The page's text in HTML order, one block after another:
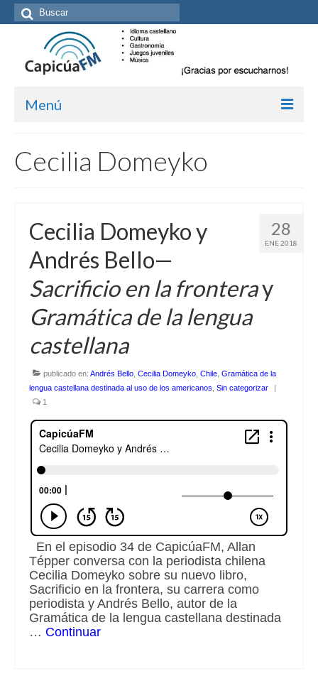
Buscar
por:
Menú
Kit de medios
Más de Allan Tépper
Boletines
Contacto (vía TecnoTur)
Graba tu mensaje hablado
Escuchalibros.com
EditorialTecnoTur.com
Glosariocastellano.com
Donaciones
Publicidad
Advertising
Cecilia Domeyko
28
ENE 2018
Cecilia Domeyko y
Andrés Bello—
Sacrificio en la fronteray
Gramática de la lengua
castellana
publicado en: Andrés Bello Cecilia Domeyko Chile Gramática de la
lengua castellana destinada al uso de los americanos Sin categorizar
|
1
En el episodio 34 de CapicúaFM, Allan
Tépper conversa con la periodista chilena
Cecilia Domeyko sobre su nuevo libro,
Sacrificio en la frontera, su carrera como
periodista y Andrés Bello, autor de la
Gramática de la lengua castellana destinada
… Continuar